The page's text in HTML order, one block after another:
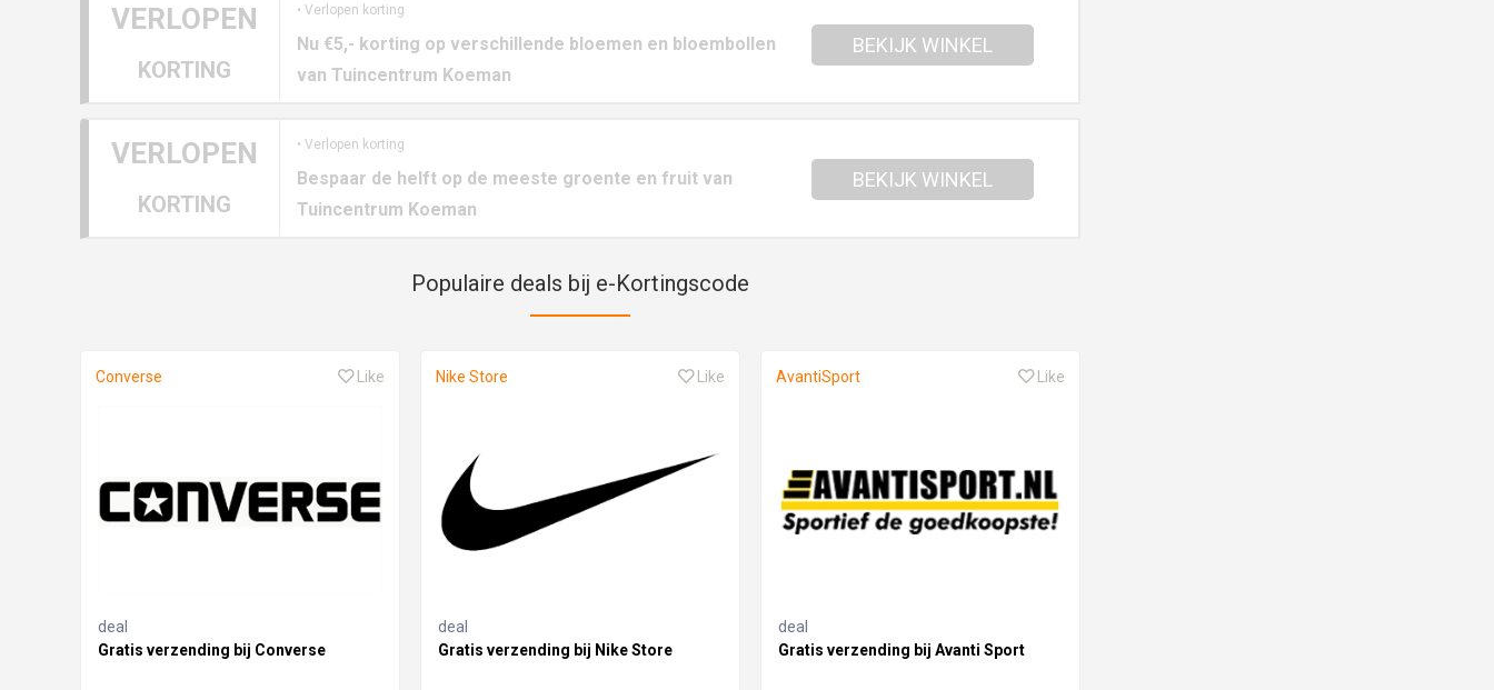
VERLOPEN
KORTING
• Verlopen korting
Nu €5,- korting op verschillende bloemen en bloembollen
van Tuincentrum Koeman
BEKIJK WINKEL
VERLOPEN
KORTING
• Verlopen korting
Bespaar de helft op de meeste groente en fruit van
Tuincentrum Koeman
BEKIJK WINKEL
Populaire deals bij e-Kortingscode
Converse Like
deal
Gratis verzending bij Converse
Nike Store Like
deal
Gratis verzending bij Nike Store
AvantiSport Like
deal
Gratis verzending bij Avanti Sport